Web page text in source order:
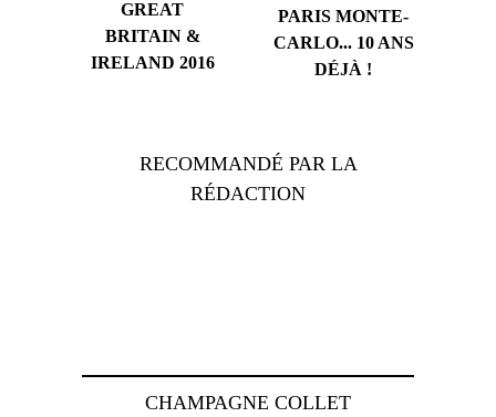
GREAT
BRITAIN &
IRELAND 2016
PARIS MONTE-
CARLO... 10 ANS
DÉJÀ !
RECOMMANDÉ PAR LA
RÉDACTION
CHAMPAGNE COLLET